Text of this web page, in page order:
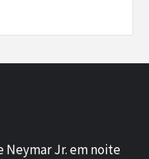
Neymar Jr. em noite